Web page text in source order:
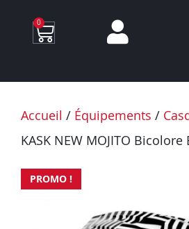
0
Accueil / Équipements /
KASK NEW MOJITO
PROMO !